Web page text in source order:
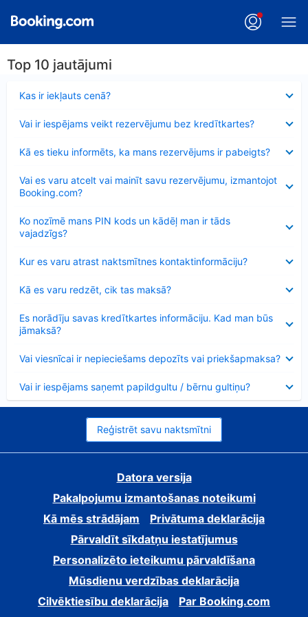
Top 10 jautājumi
Kas ir iekļauts cenā?
Vai ir iespējams veikt rezervējumu bez kredītkartes?
Kā es tieku informēts, ka mans rezervējums ir pabeigts?
Vai es varu atcelt vai mainīt savu rezervējumu, izmantojot
Booking.com?
Ko nozīmē mans PIN kods un kādēļ man ir tāds
vajadzīgs?
Kur es varu atrast naktsmītnes kontaktinformāciju?
Kā es varu redzēt, cik tas maksā?
Es norādīju savas kredītkartes informāciju. Kad man būs
jāmaksā?
Vai viesnīcai ir nepieciešams depozīts vai priekšapmaksa?
Vai ir iespējams saņemt papildgultu / bērnu gultiņu?
Reģistrēt savu naktsmītni
Datora versija
Pakalpojumu izmantošanas noteikumi
Kā mēs strādājam
Privātuma deklarācija
Pārvaldīt sīkdatņu iestatījumus
Personalizēto ieteikumu pārvaldīšana
Mūsdienu verdzības deklarācija
Cilvēktiesību deklarācija
Par Booking.com